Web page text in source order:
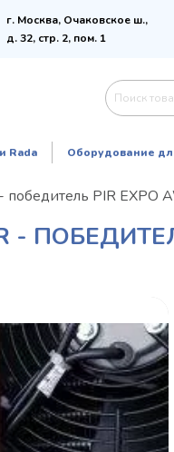
г. Москва, Очаковское ш.,
д. 32, стр. 2, пом. 1
Rada Оборудование
PIR EXPO